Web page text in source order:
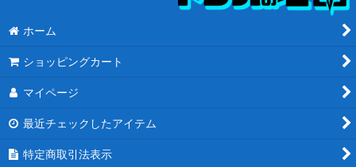
ホーム
ショッピングカート
マイページ
最近チェックしたアイテム
特定商取引法表示